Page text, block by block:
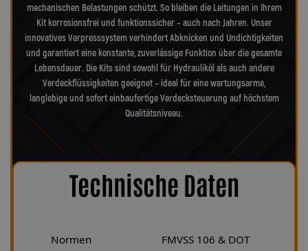
mechanischen Belastungen schützt. So bleiben die Leitungen in Ihrem
Kit korrosionsfrei und funktionssicher – auch nach Jahren. Unser
innovatives Verpresssystem verhindert Abknicken und Undichtigkeiten
und garantiert eine konstante, zuverlässige Funktion über die gesamte
Lebensdauer. Die Kits sind sowohl für Hydrauliköl als auch andere
Verdeckflüssigkeiten geeignet – ideal für eine wartungsarme,
langlebige und sofort einbaufertige Verdecksteuerung auf höchstem
Qualitätsniveau.
Technische Daten
Normen
FMVSS 106 & DOT